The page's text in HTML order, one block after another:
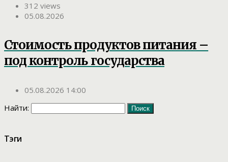
312 views
05.08.2026
Стоимость продуктов питания –
под контроль государства
05.08.2026 14:00
Найти:
Тэги